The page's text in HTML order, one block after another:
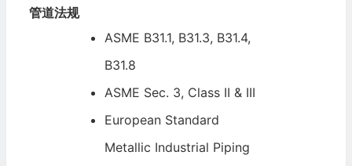
管道法规
ASME B31.1, B31.3, B31.4,
B31.8
ASME Sec. 3, Class II & III
European Standard
Metallic Industrial Piping